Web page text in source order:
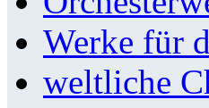
Werke für
weltliche